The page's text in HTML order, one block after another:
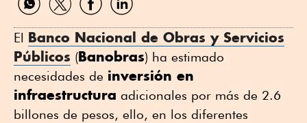
por
por
por
por
El Banco Nacional de Obras y Servicios
Públicos (Banobras) ha estimado
necesidades de inversión en
infraestructura adicionales por más de 2.6
billones de pesos, ello, en los diferentes